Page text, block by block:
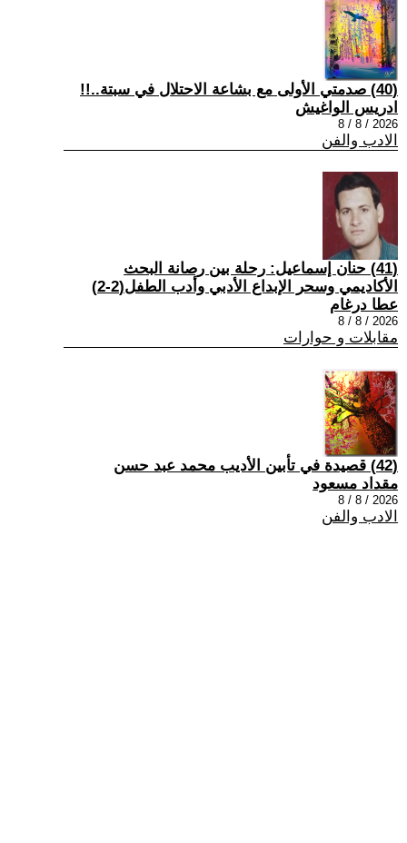
(40) صدمتي الأولى مع بشاعة الاحتلال في سبتة..!!
ادريس الواغيش
2026 / 8 / 8
الادب والفن
(41) حنان إسماعيل: رحلة بين رصانة البحث
الأكاديمي وسحر الإبداع الأدبي وأدب الطفل(2-2)
عطا درغام
2026 / 8 / 8
مقابلات و حوارات
(42) قصيدة في تأبين الأديب محمد عبد حسن
مقداد مسعود
2026 / 8 / 8
الادب والفن